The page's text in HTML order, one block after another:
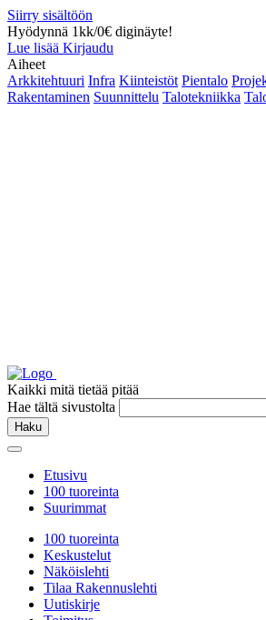
Siirry sisältöön
Hyödynnä 1kk/0€ diginäyte!
Lue lisää Kirjaudu
Aiheet
Arkkitehtuuri Infra Kiinteistöt Pientalo
Rakentaminen Suunnittelu Talotekniikka
Kaikki mitä tietää pitää
Hae tältä sivustolta
Haku
Etusivu
100 tuoreinta
Suurimmat
100 tuoreinta
Keskustelut
Näköislehti
Tilaa Rakennuslehti
Uutiskirje